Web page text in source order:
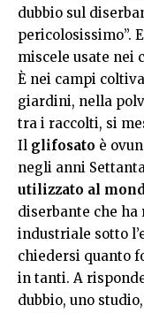
dubbio sul
pericolosissimo”.
miscele usate nei
È nei campi
giardini, nella
tra i raccolti, si
Il glifosato è
negli anni
utilizzato al
diserbante che
industriale sotto
chiedersi quanto
in tanti. A
dubbio, uno